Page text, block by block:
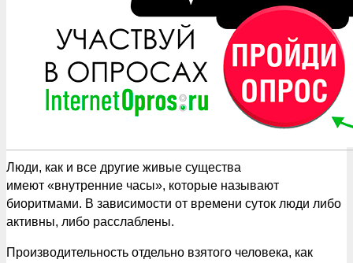
Люди, как и все другие живые существа
имеют «внутренние часы», которые называют
биоритмами. В зависимости от времени суток люди либо
активны, либо расслаблены.
Производительность отдельно взятого человека, как